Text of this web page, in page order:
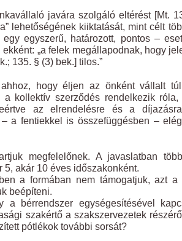
javára szolgáló eltérést [Mt.
lehetőségének kiiktatását, mint célt
egyszerű, határozott, pontos –
„a felek megállapodnak, hogy
135. § (3) bek.] tilos.”
hogy éljen az önként vállalt
a kollektív szerződés rendelkezik
az elrendelésre és a
a fentiekkel is összefüggésben –
megfelelőnek. A javaslatban
akár 10 éves időszakonként.
a formában nem támogatjuk, azt
beépíteni.
a bérrendszer egységesítésével
szakértő a szakszervezetek
pótlékok további sorsát?